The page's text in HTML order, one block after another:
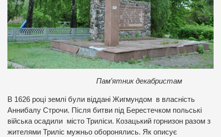
Пам’ятник декабристам
В 1626 році землі були віддані Жигмундом в власність
Аннибалу Строчи. Після битви під Берестечком польські
війська осадили місто Триліси. Козацький горнизон разом з
жителями Триліс мужньо оборонялись. Як описує